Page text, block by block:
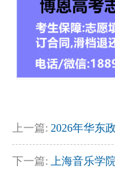
上一篇: 2026年华东
下一篇: 上海音乐学